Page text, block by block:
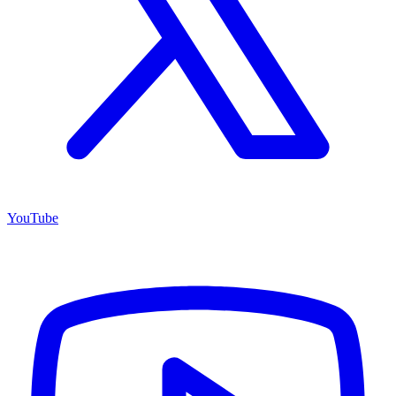
YouTube